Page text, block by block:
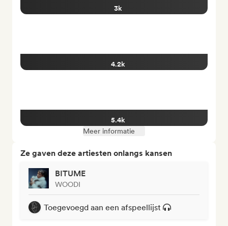
3k
4.2k
5.4k
Meer informatie
Ze gaven deze artiesten onlangs kansen
BITUME
WOODI
Toegevoegd aan een afspeellijst